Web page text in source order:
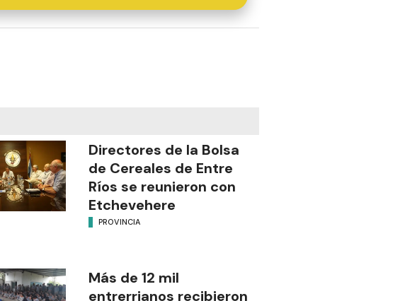
Directores de la Bolsa
de Cereales de Entre
Ríos se reunieron con
Etchevehere
PROVINCIA
Más de 12 mil
entrerrianos recibieron